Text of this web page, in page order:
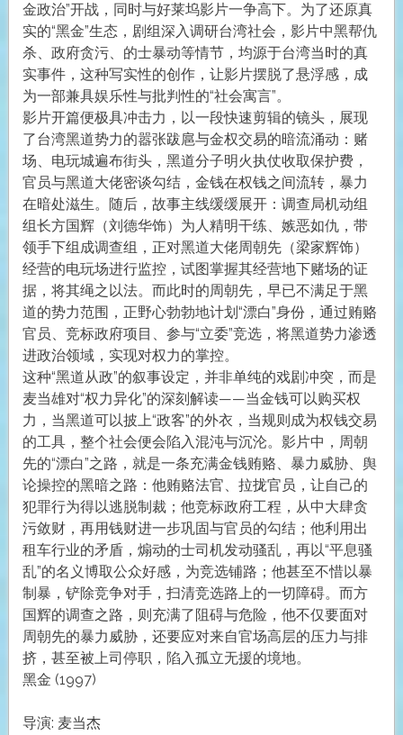
金政治”开战，同时与好莱坞影片一争高下。为了还原真
实的“黑金”生态，剧组深入调研台湾社会，影片中黑帮仇
杀、政府贪污、的士暴动等情节，均源于台湾当时的真
实事件，这种写实性的创作，让影片摆脱了悬浮感，成
为一部兼具娱乐性与批判性的“社会寓言”。
影片开篇便极具冲击力，以一段快速剪辑的镜头，展现
了台湾黑道势力的嚣张跋扈与金权交易的暗流涌动：赌
场、电玩城遍布街头，黑道分子明火执仗收取保护费，
官员与黑道大佬密谈勾结，金钱在权钱之间流转，暴力
在暗处滋生。随后，故事主线缓缓展开：调查局机动组
组长方国辉（刘德华饰）为人精明干练、嫉恶如仇，带
领手下组成调查组，正对黑道大佬周朝先（梁家辉饰）
经营的电玩场进行监控，试图掌握其经营地下赌场的证
据，将其绳之以法。而此时的周朝先，早已不满足于黑
道的势力范围，正野心勃勃地计划“漂白”身份，通过贿赂
官员、竞标政府项目、参与“立委”竞选，将黑道势力渗透
进政治领域，实现对权力的掌控。
这种“黑道从政”的叙事设定，并非单纯的戏剧冲突，而是
麦当雄对“权力异化”的深刻解读——当金钱可以购买权
力，当黑道可以披上“政客”的外衣，当规则成为权钱交易
的工具，整个社会便会陷入混沌与沉沦。影片中，周朝
先的“漂白”之路，就是一条充满金钱贿赂、暴力威胁、舆
论操控的黑暗之路：他贿赂法官、拉拢官员，让自己的
犯罪行为得以逃脱制裁；他竞标政府工程，从中大肆贪
污敛财，再用钱财进一步巩固与官员的勾结；他利用出
租车行业的矛盾，煽动的士司机发动骚乱，再以“平息骚
乱”的名义博取公众好感，为竞选铺路；他甚至不惜以暴
制暴，铲除竞争对手，扫清竞选路上的一切障碍。而方
国辉的调查之路，则充满了阻碍与危险，他不仅要面对
周朝先的暴力威胁，还要应对来自官场高层的压力与排
挤，甚至被上司停职，陷入孤立无援的境地。
黑金 (1997)
导演: 麦当杰